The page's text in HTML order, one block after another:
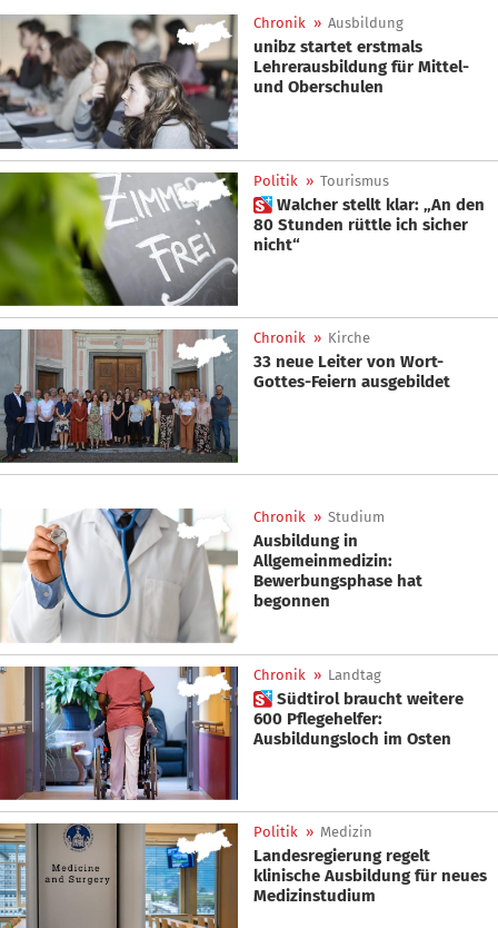
Chronik » Ausbildung
unibz startet erstmals
Lehrerausbildung für Mittel-
und Oberschulen
Politik » Tourismus
 Walcher stellt klar: „An den
80 Stunden rüttle ich sicher
nicht“
Chronik » Kirche
33 neue Leiter von Wort-
Gottes-Feiern ausgebildet
Chronik » Studium
Ausbildung in
Allgemeinmedizin:
Bewerbungsphase hat
begonnen
Chronik » Landtag
 Südtirol braucht weitere
600 Pflegehelfer:
Ausbildungsloch im Osten
Politik » Medizin
Landesregierung regelt
klinische Ausbildung für neues
Medizinstudium